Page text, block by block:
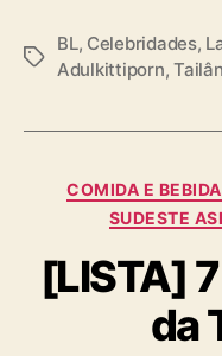
T
s
BL, Celebridades,
Adulkittiporn,
COMIDA E BEBIDA
SUDESTE
[LISTA]
da